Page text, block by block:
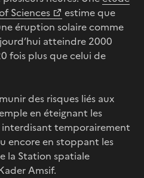
Sciences
estime que
éruption solaire comme
atteindre 2000
fois plus que celui de
des risques liés aux
en éteignant les
temporairement
encore en stoppant les
la Station spatiale
Amsif.